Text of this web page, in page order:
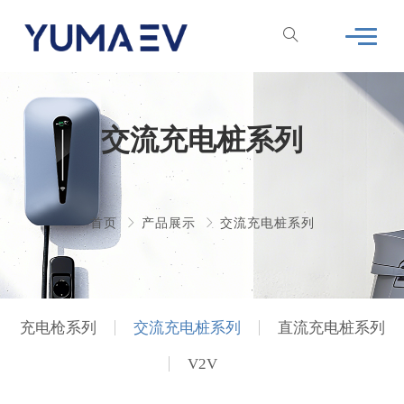
交流充电桩系列
首页 产品展示 交流充电桩系列
充电枪系列 交流充电桩系列 直流充电桩系列
V2V